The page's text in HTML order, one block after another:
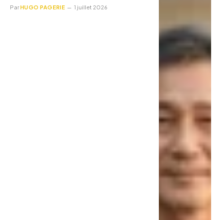
ParHUGO PAGERIE 1 juillet 2026